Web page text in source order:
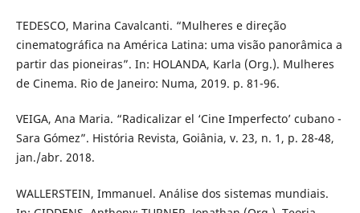
TEDESCO, Marina Cavalcanti. “Mulheres e direção
cinematográfica na América Latina: uma visão panorâmica a
partir das pioneiras”. In: HOLANDA, Karla (Org.). Mulheres
de Cinema. Rio de Janeiro: Numa, 2019. p. 81-96.
VEIGA, Ana Maria. “Radicalizar el ‘Cine Imperfecto’ cubano -
Sara Gómez”. História Revista, Goiânia, v. 23, n. 1, p. 28-48,
jan./abr. 2018.
WALLERSTEIN, Immanuel. Análise dos sistemas mundiais.